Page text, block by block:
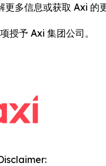
更多信息或获取 Axi 的
授予 Axi 集团公司。